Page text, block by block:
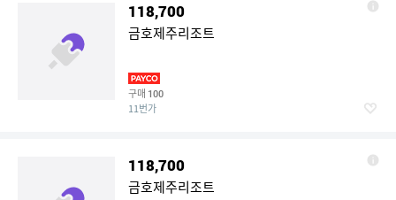
118,700
금호제주리조트
구매 100
11번가
118,700
금호제주리조트